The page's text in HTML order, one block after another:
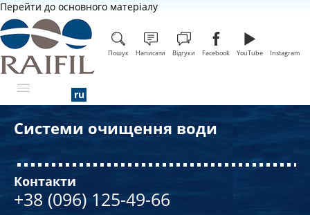
Перейти до основного матеріалу
Пошук Написати Відгуки Facebook YouTube Instagram
ПРО КОМПАНІЮ
Системи очищення води
Контакти
+38 (096) 125-49-66